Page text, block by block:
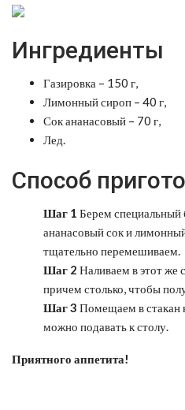
Ингредиенты
Газировка – 150 г,
Лимонный сироп – 40 г,
Сок ананасовый – 70 г,
Лед.
Способ
Шаг 1 Берем специальный
ананасовый сок и
тщательно перемешиваем.
Шаг 2 Наливаем в этот же
причем столько, чтобы
Шаг 3 Помещаем в стакан
можно подавать к столу.
Приятного аппетита!